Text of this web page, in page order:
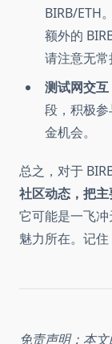
BIRB/ETH
额外的
请注意无常
测试网交互
段，积极
金机会。
总之，对于
社区动态，把主
它可能是一飞
魅力所在。记住
免责声明：本